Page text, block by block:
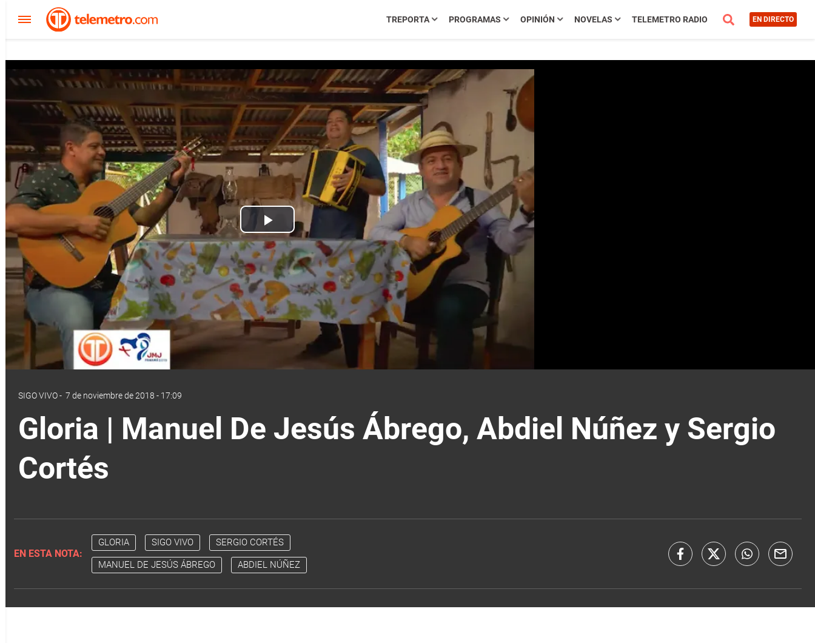
TREPORTA PROGRAMAS OPINIÓN NOVELAS TELEMETRO RADIO EN DIRECTO
Play
Video
SIGO VIVO- 7 de noviembre de 2018 - 17:09
Gloria | Manuel De Jesús Ábrego, Abdiel Núñez y Sergio
Cortés
EN ESTA NOTA:
GLORIA SIGO VIVO SERGIO CORTÉS
MANUEL DE JESÚS ÁBREGO ABDIEL NÚÑEZ